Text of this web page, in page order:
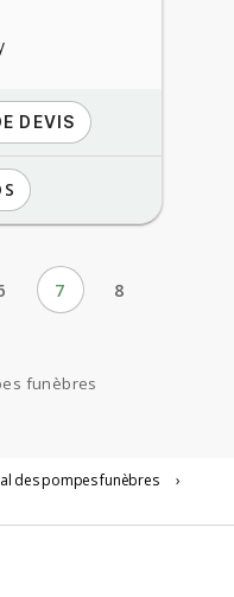
DEVIS
7 8
funèbres
des pompes funèbres
›